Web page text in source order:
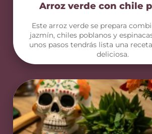
Arroz verde con chile
Este arroz verde se prepara
jazmín, chiles poblanos y
unos pasos tendrás lista una
deliciosa.